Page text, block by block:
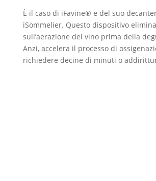
È il caso di iFavine® e del suo
iSommelier. Questo dispositivo
sull’aerazione del vino prima della
Anzi, accelera il processo di
richiedere decine di minuti o